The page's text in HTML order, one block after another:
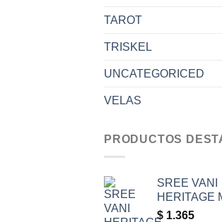
TAROT
TRISKEL
UNCATEGORICED
VELAS
PRODUCTOS
SREE VANI
HERITAGE
$ 1.365